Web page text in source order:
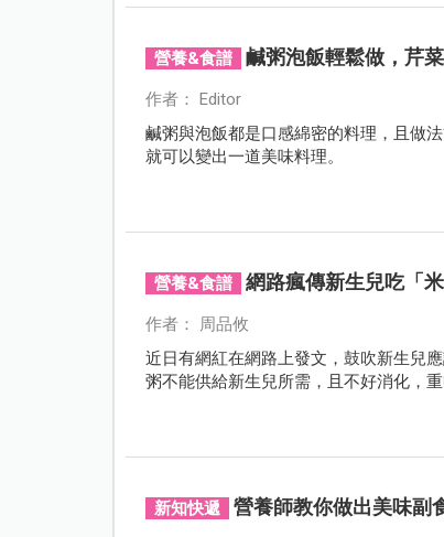
營養&食譜 鹹粥泡飯輕鬆做，芹
作者： Editor
鹹粥與泡飯都是口感綿密的料理，且做
就可以變出一道美味料理。
營養&食譜 網路瘋傳新生兒吃「
作者： 周品攸
近日有網紅在網路上發文，鼓吹新生兒
粥不能供給新生兒所需，且不好消化，重
新知快遞 營養師教你做出美味